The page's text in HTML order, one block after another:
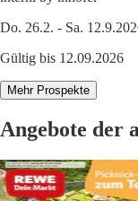
Do. 26.2. - Sa.
Gültig bis 12.09.2026
Mehr Prospekte
Angebote der